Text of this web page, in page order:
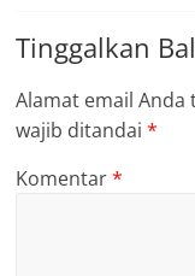
Tinggalkan
Alamat email Anda
wajib ditandai*
Komentar*